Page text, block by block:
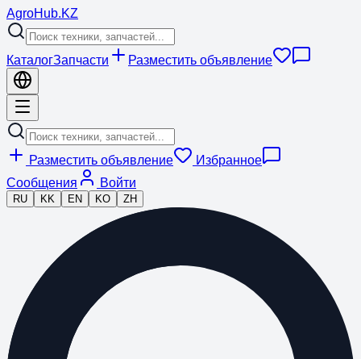
AgroHub.KZ
КаталогЗапчасти Разместить объявление
Разместить объявление
Избранное
Сообщения
Войти
RU KK EN KO ZH